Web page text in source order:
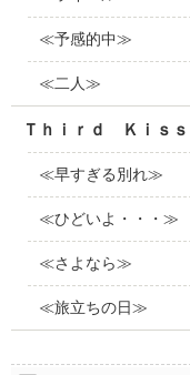
≪予感的中≫
≪二人≫
Ｔｈｉｒｄ Ｋｉｓ
≪早すぎる別れ≫
≪ひどいよ・・・≫
≪さよなら≫
≪旅立ちの日≫